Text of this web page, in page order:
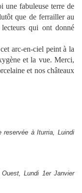
une fabuleuse terre de
que de ferrailler au
qui ont donné
arc-en-ciel peint à la
et la vue. Merci,
et nos châteaux
reservée à Iturria, Luindi
Lundi 1er Janvier